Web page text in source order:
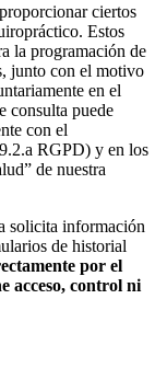
ciertos
Estos
la programación de
junto con el motivo
en el
consulta puede
con el
RGPD) y en los
de nuestra
solicita información
de historial
por el
acceso, control ni